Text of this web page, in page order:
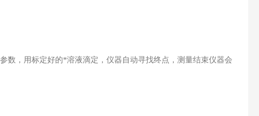
数，用标定好的*溶液滴定，仪器自动寻找终点，测量结束仪器会